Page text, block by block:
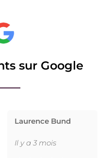
sur Google
Laurence Bund
Il y a 3 mois